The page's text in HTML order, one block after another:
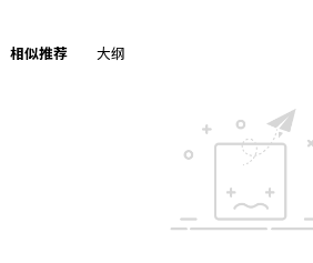
相似推荐 大纲